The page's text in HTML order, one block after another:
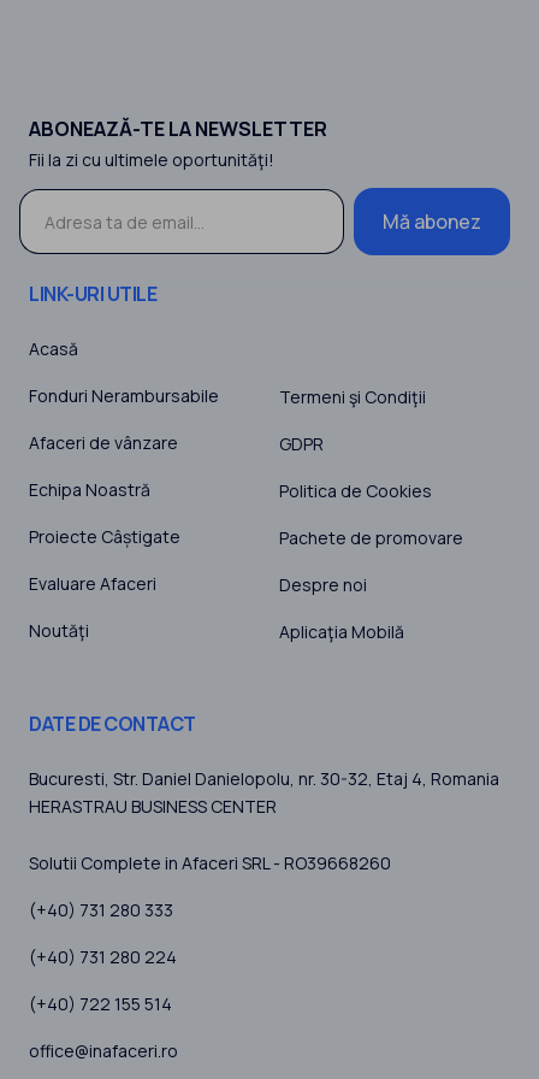
Realizarea calendarului
Riscuri ce pot aparea in aplicarea
strategiei de marketing si metode
concrete de atenuare a lor.
ABONEAZĂ-TE LA NEWSLETTER
Fii la zi cu ultimele oportunităţi!
Mă abonez
LINK-URI UTILE
Acasă
Fonduri Nerambursabile
Afaceri de vânzare
Echipa Noastră
Proiecte Câștigate
Evaluare Afaceri
Noutăţi
Termeni şi Condiţii
GDPR
Politica de Cookies
Pachete de promovare
Despre noi
Aplicaţia Mobilă
DATE DE CONTACT
Bucuresti , Str. Daniel Danielopolu, nr. 30-32, Etaj 4, Romania
HERASTRAU BUSINESS CENTER
Solutii Complete in Afaceri SRL - RO39668260
(+40) 731 280 333
(+40) 731 280 224
(+40) 722 155 514
office@inafaceri.ro